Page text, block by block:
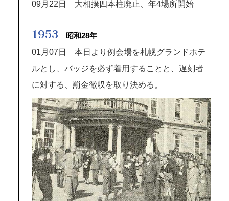
09月22日 大相撲四本柱廃止、年4場所開始
1953
昭和28年
01月07日 本日より例会場を札幌グランドホテ
ルとし、バッジを必ず着用することと、遅刻者
に対する、罰金徴収を取り決める。